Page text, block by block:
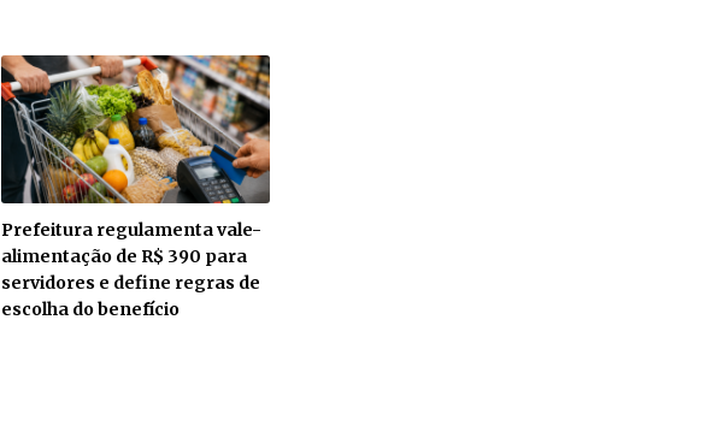
Prefeitura regulamenta vale-
alimentação de R$ 390 para
servidores e define regras de
escolha do benefício